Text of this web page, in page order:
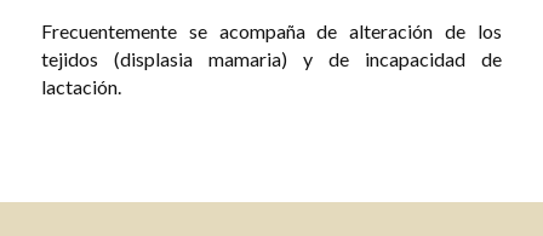
Frecuentemente se acompaña de alteración de los
tejidos (displasia mamaria) y de incapacidad de
lactación.